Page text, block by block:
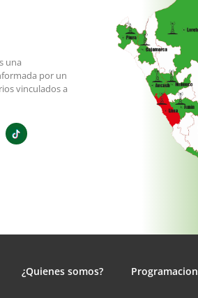
una
por un
vinculados a
¿Quienes somos? Programacion